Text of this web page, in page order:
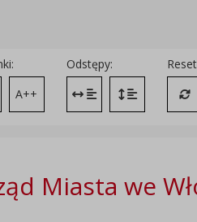
A++
Odstępy:
Zmień odstęp
Zmień
Miasta we